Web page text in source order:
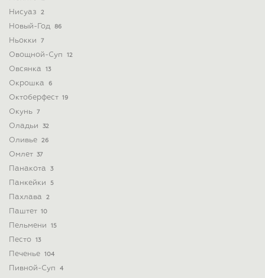
Нисуаз 2
Новый-Год 86
Ньокки 7
Овощной-Суп 12
Овсянка 13
Окрошка 6
Октоберфест 19
Окунь 7
Оладьи 32
Оливье 26
Омлет 37
Панакота 3
Панкейки 5
Пахлава 2
Паштет 10
Пельмени 15
Песто 13
Печенье 104
Пивной-Суп 4